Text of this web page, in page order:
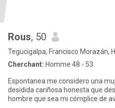
Rous, 50
Tegucigalpa, Francisco Morazán,
Cherchant: Homme 48 - 53
Espontanea me considero una
desidida cariñosa honesta que
hombre que sea mi cómplice de